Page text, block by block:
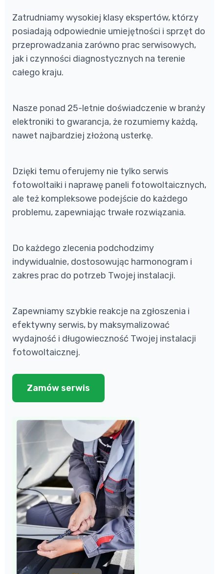
Zatrudniamy wysokiej klasy ekspertów, którzy
posiadają odpowiednie umiejętności i sprzęt do
przeprowadzania zarówno prac serwisowych,
jak i czynności diagnostycznych na terenie
całego kraju.
Nasze ponad 25-letnie doświadczenie w branży
elektroniki to gwarancja, że rozumiemy każdą,
nawet najbardziej złożoną usterkę.
Dzięki temu oferujemy nie tylko serwis
fotowoltaiki i naprawę paneli fotowoltaicznych,
ale też kompleksowe podejście do każdego
problemu, zapewniając trwałe rozwiązania.
Do każdego zlecenia podchodzimy
indywidualnie, dostosowując harmonogram i
zakres prac do potrzeb Twojej instalacji.
Zapewniamy szybkie reakcje na zgłoszenia i
efektywny serwis, by maksymalizować
wydajność i długowieczność Twojej instalacji
fotowoltaicznej.
Zamów serwis